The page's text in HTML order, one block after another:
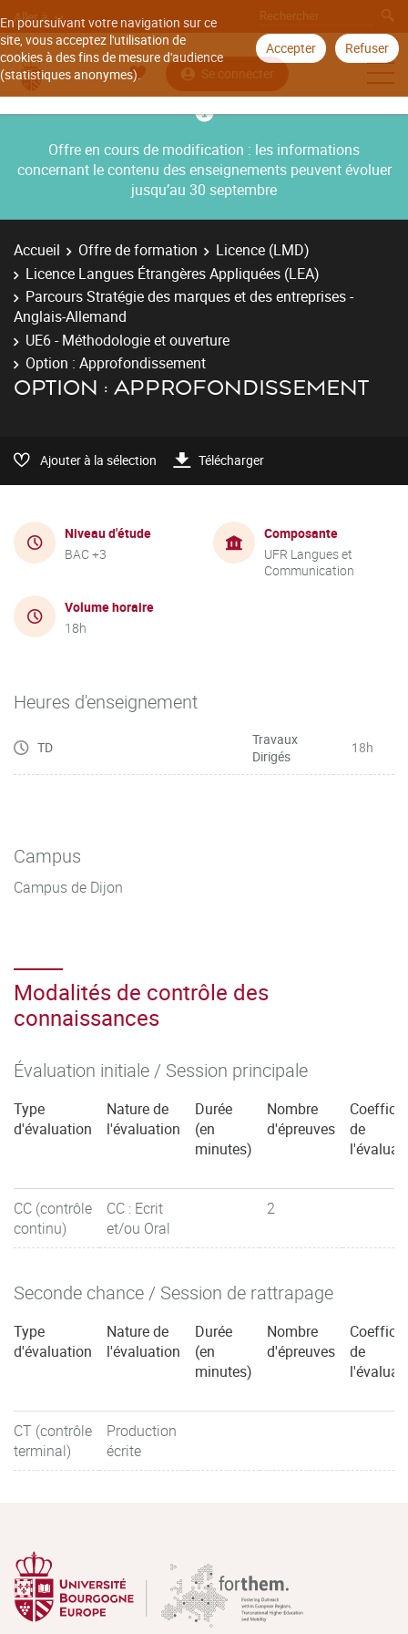
En poursuivant votre navigation sur ce
site, vous acceptez l'utilisation de
cookies à des fins de mesure d'audience
(statistiques anonymes).
Accepter Refuser
Aller à
Se connecter
Offre en cours de modification : les informations
concernant le contenu des enseignements peuvent évoluer
jusqu’au 30 septembre
Accueil Offre de formation
Licence (LMD)
Licence Langues Étrangères Appliquées (LEA)
Parcours Stratégie des marques et des entreprises -
Anglais-Allemand
UE6 - Méthodologie et ouverture
Option : Approfondissement
OPTION : APPROFONDISSEMENT
Ajouter à la sélection Télécharger
Niveau d'étude
BAC +3
Composante
UFR Langues et
Communication
Volume horaire
18h
Heures d'enseignement
TD
Travaux
Dirigés
18h
Campus
Campus de Dijon
Modalités de contrôle des
connaissances
Évaluation initiale / Session principale
Type
d'évaluation
Nature de
l'évaluation
Durée
(en
minutes)
Nombre
d'épreuves
de
CC (contrôle
continu)
CC : Ecrit
et/ou Oral
2
Seconde chance / Session de rattrapage
Type
d'évaluation
Nature de
l'évaluation
Durée
(en
minutes)
Nombre
d'épreuves
de
CT (contrôle
terminal)
Production
écrite